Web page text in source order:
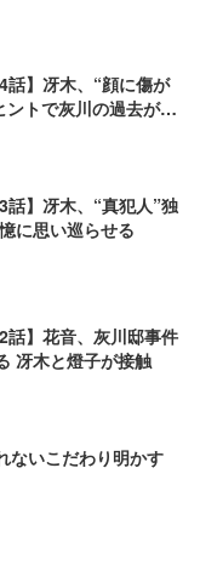
話】冴木、“顔に傷が
トで灰川の過去が少
話】冴木、“真犯人”独
に思い巡らせる
話】花音、灰川邸事件
冴木と燈子が接触
ないこだわり明かす